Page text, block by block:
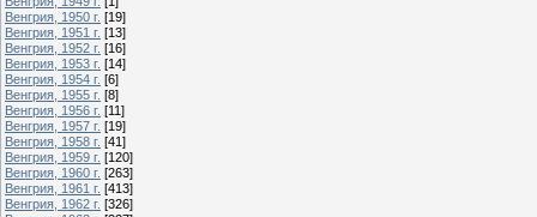
Венгрия, 1950 г. [19]
Венгрия, 1951 г. [13]
Венгрия, 1952 г. [16]
Венгрия, 1953 г. [14]
Венгрия, 1954 г. [6]
Венгрия, 1955 г. [8]
Венгрия, 1956 г. [11]
Венгрия, 1957 г. [19]
Венгрия, 1958 г. [41]
Венгрия, 1959 г. [120]
Венгрия, 1960 г. [263]
Венгрия, 1961 г. [413]
Венгрия, 1962 г. [326]